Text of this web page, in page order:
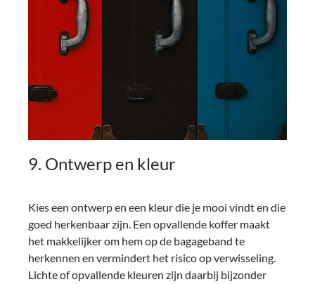
9. Ontwerp en kleur
Kies een ontwerp en een kleur die je mooi vindt en die
goed herkenbaar zijn. Een opvallende koffer maakt
het makkelijker om hem op de bagageband te
herkennen en vermindert het risico op verwisseling.
Lichte of opvallende kleuren zijn daarbij bijzonder